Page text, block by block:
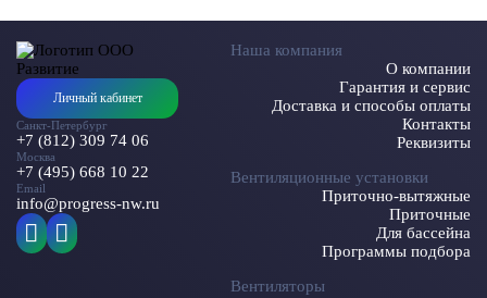
Личный кабинет
Санкт-Петербург
+7 (812) 309 74 06
Москва
+7 (495) 668 10 22
Email
info@progress-nw.ru
Наша компания
О компании
Гарантия и сервис
Доставка и способы оплаты
Контакты
Реквизиты
Вентиляционные установки
Приточно-вытяжные
Приточные
Для бассейна
Программы подбора
Вентиляторы